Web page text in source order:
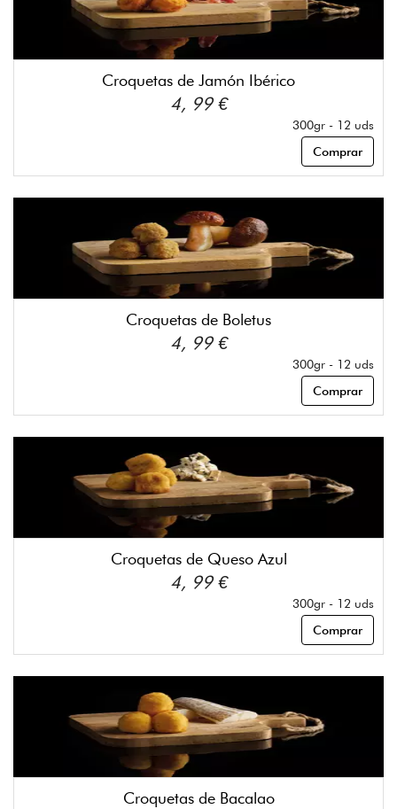
Croquetas de Jamón Ibérico
4, 99 €
300gr - 12 uds
Comprar
Croquetas de Boletus
4, 99 €
300gr - 12 uds
Comprar
Croquetas de Queso Azul
4, 99 €
300gr - 12 uds
Comprar
Croquetas de Bacalao